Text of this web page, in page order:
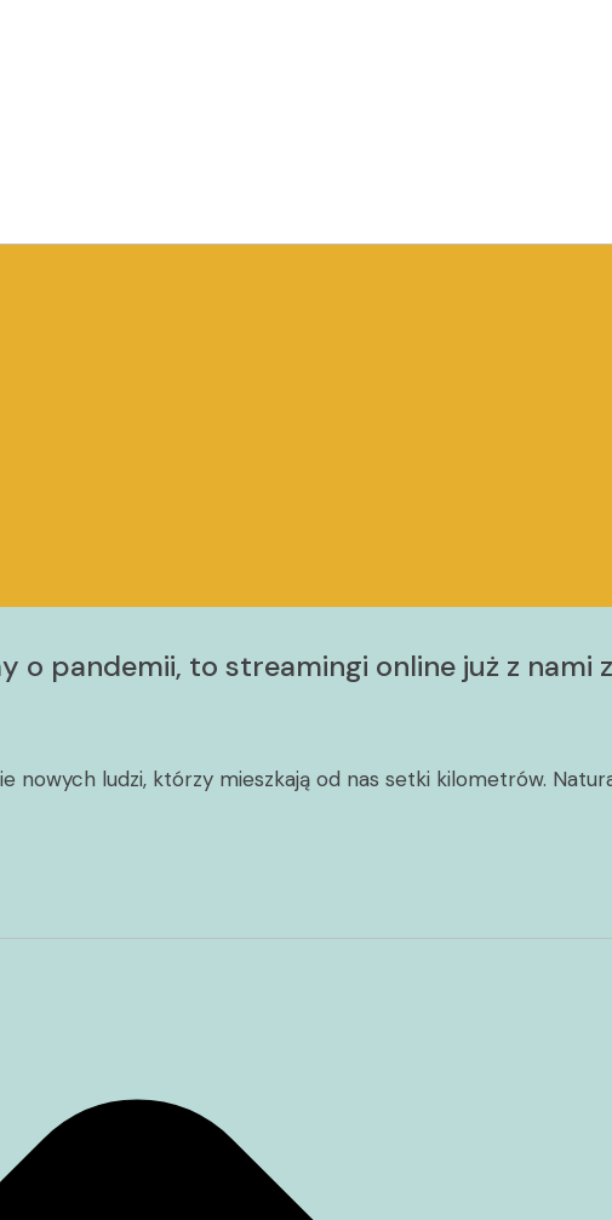
o pandemii, to streamingi online już z nami
nowych ludzi, którzy mieszkają od nas setki kilometrów.